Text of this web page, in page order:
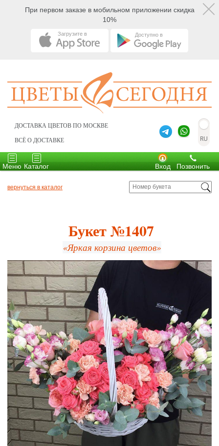
При первом заказе в мобильном приложении скидка
10%
Загрузите в Доступно в
ДОСТАВКА ЦВЕТОВ ПО МОСКВЕ
ВСЁ О ДОСТАВКЕ
Toggle
navigation
Меню
Toggle
navigation
Каталог Позвонить
Вход
вернуться в каталог
Букет №1407
«Яркая корзина цветов»